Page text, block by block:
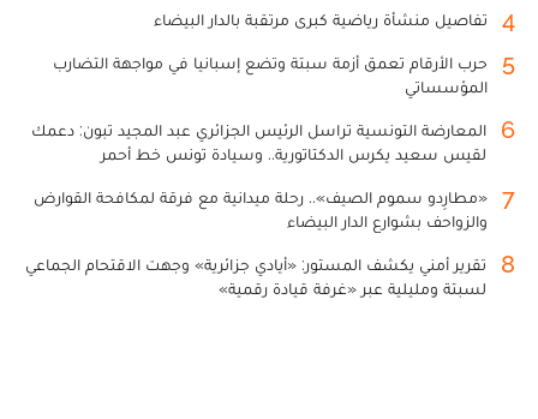
4 تفاصيل منشأة رياضية كبرى مرتقبة بالدار البيضاء
5
حرب الأرقام تعمق أزمة سبتة وتضع إسبانيا في مواجهة التضارب
المؤسساتي
6
المعارضة التونسية تراسل الرئيس الجزائري عبد المجيد تبون: دعمك
لقيس سعيد يكرس الدكتاتورية.. وسيادة تونس خط أحمر
7
«مطارِدو سموم الصيف».. رحلة ميدانية مع فرقة لمكافحة القوارض
والزواحف بشوارع الدار البيضاء
8
تقرير أمني يكشف المستور: «أيادي جزائرية» وجهت الاقتحام الجماعي
لسبتة ومليلية عبر «غرفة قيادة رقمية»